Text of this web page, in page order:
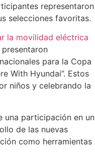
representaron
selecciones favoritas.
la movilidad eléctrica
para la Copa
With Hyundai”. Estos
niños y celebrando la
una participación en un
de las nuevas
como herramientas